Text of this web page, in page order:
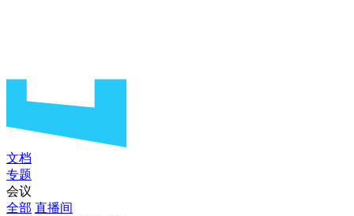
文档
专题
会议
全部 直播间